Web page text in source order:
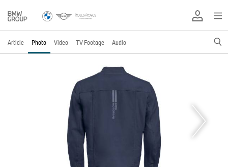
Article Photo Video TV Footage Audio